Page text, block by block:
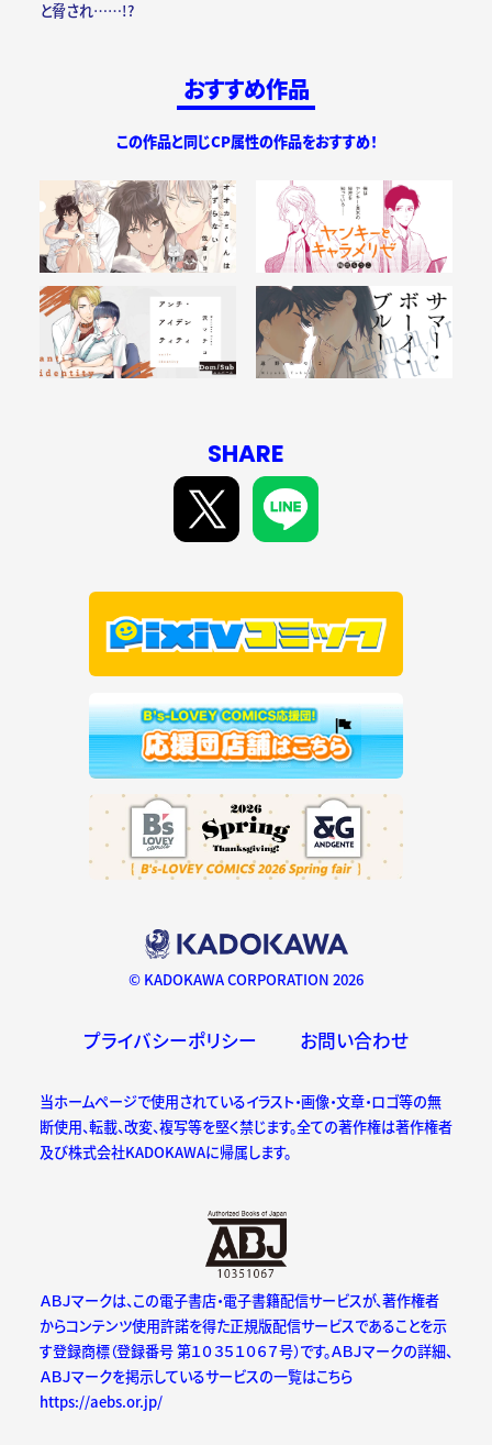
と脅され……!?
おすすめ作品
この作品と同じCP属性の作品をおすすめ！
SHARE
© KADOKAWA CORPORATION 2026
プライバシーポリシー お問い合わせ
当ホームページで使用されているイラスト・画像・文章・ロゴ等の無
断使用、転載、改変、複写等を堅く禁じます。全ての著作権は著作権者
及び株式会社KADOKAWAに帰属します。
ＡＢＪマークは、この電子書店・電子書籍配信サービスが、著作権者
からコンテンツ使用許諾を得た正規版配信サービスであることを示
す登録商標（登録番号 第１０３５１０６７号）です。ＡＢＪマークの詳細、
ＡＢＪマークを掲示しているサービスの一覧はこちら
https://aebs.or.jp/